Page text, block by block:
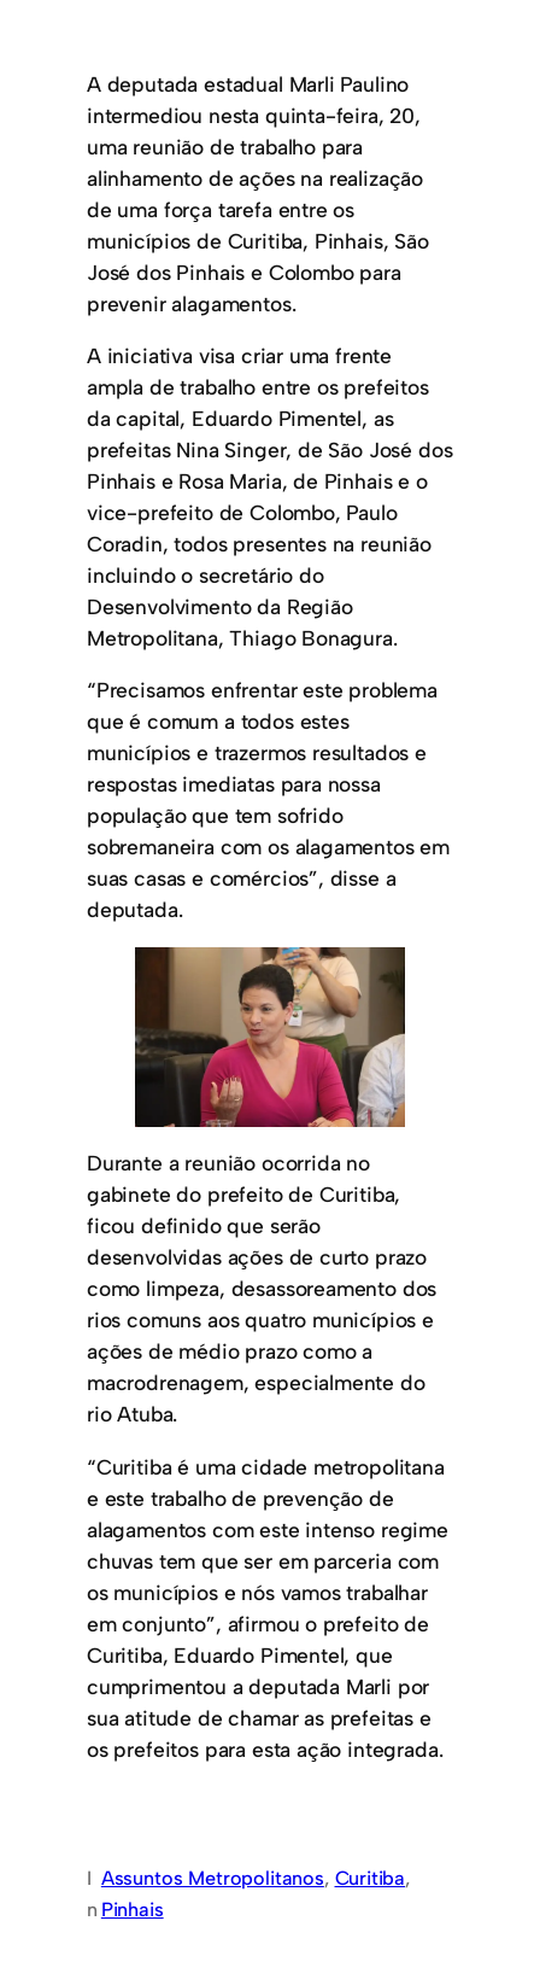
A deputada estadual Marli Paulino
intermediou nesta quinta-feira, 20,
uma reunião de trabalho para
alinhamento de ações na realização
de uma força tarefa entre os
municípios de Curitiba, Pinhais, São
José dos Pinhais e Colombo para
prevenir alagamentos.
A iniciativa visa criar uma frente
ampla de trabalho entre os prefeitos
da capital, Eduardo Pimentel, as
prefeitas Nina Singer, de São José dos
Pinhais e Rosa Maria, de Pinhais e o
vice-prefeito de Colombo, Paulo
Coradin, todos presentes na reunião
incluindo o secretário do
Desenvolvimento da Região
Metropolitana, Thiago Bonagura.
“Precisamos enfrentar este problema
que é comum a todos estes
municípios e trazermos resultados e
respostas imediatas para nossa
população que tem sofrido
sobremaneira com os alagamentos em
suas casas e comércios”, disse a
deputada.
Durante a reunião ocorrida no
gabinete do prefeito de Curitiba,
ficou definido que serão
desenvolvidas ações de curto prazo
como limpeza, desassoreamento dos
rios comuns aos quatro municípios e
ações de médio prazo como a
macrodrenagem, especialmente do
rio Atuba.
“Curitiba é uma cidade metropolitana
e este trabalho de prevenção de
alagamentos com este intenso regime
chuvas tem que ser em parceria com
os municípios e nós vamos trabalhar
em conjunto”, afirmou o prefeito de
Curitiba, Eduardo Pimentel, que
cumprimentou a deputada Marli por
sua atitude de chamar as prefeitas e
os prefeitos para esta ação integrada.
I
n
Assuntos Metropolitanos, Curitiba ,
Pinhais